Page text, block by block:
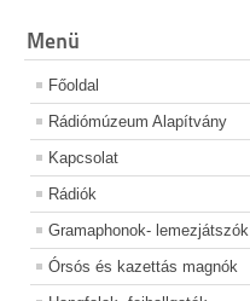
Menü
Főoldal
Rádiómúzeum Alapítvány
Kapcsolat
Rádiók
Gramaphonok- lemezjátszók
Órsós és kazettás magnók